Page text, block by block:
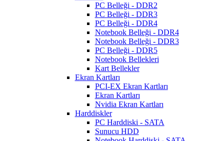
PC Belleği - DDR2
PC Belleği - DDR3
PC Belleği - DDR4
Notebook Belleği - DDR4
Notebook Belleği - DDR3
PC Belleği - DDR5
Notebook Bellekleri
Kart Bellekler
Ekran Kartları
PCI-EX Ekran Kartları
Ekran Kartları
Nvidia Ekran Kartları
Harddiskler
PC Harddiski - SATA
Sunucu HDD